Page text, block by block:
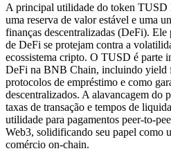
A principal utilidade do token TUSD
uma reserva de valor estável e uma
finanças descentralizadas (DeFi). Ele
de DeFi se protejam contra a
ecossistema cripto. O TUSD é parte
DeFi na BNB Chain, incluindo yield
protocolos de empréstimo e como
descentralizados. A alavancagem do
taxas de transação e tempos de
utilidade para pagamentos peer-to-
Web3, solidificando seu papel como
comércio on-chain.